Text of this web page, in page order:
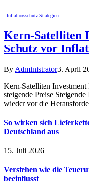
Inflationsschutz Strategien
Kern-Satelliten
Schutz vor
By Administrator3. April
Kern-Satelliten Investment
steigende Preise
wieder vor die
So wirken sich
Deutschland aus
15. Juli 2026
Verstehen wie die
beeinflusst